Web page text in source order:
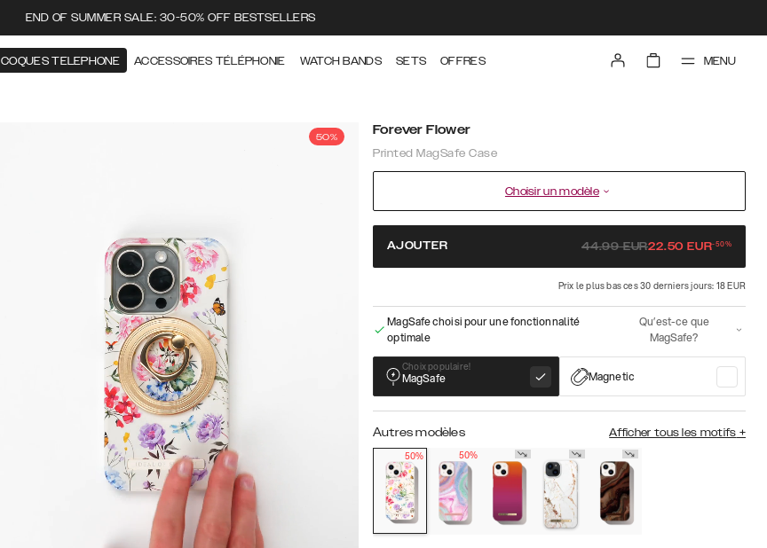
END OF SUMMER SALE: 30-50% OFF BESTSELLERS
COQUES TELEPHONE ACCESSOIRES TÉLÉPHONIE WATCH BANDS SETS OFFRES MENU
50% Forever Flower
Printed MagSafe Case
Choisir un modèle
AJOUTER 44.99EUR22.50 EUR-50%
Prix le plus bas ces 30 derniers jours: 18 EUR
MagSafe choisi pour une fonctionnalité
optimale
Qu’est-ce que
MagSafe?
Choix populaire!
MagSafe Magnetic
Autres modèles Afficher tous les motifs +
50%
50%